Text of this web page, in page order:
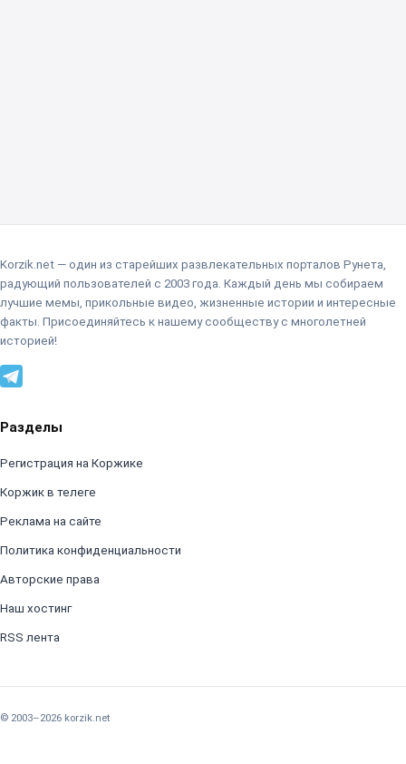
Korzik.net — один из старейших развлекательных порталов Рунета,
радующий пользователей с 2003 года. Каждый день мы собираем
лучшие мемы, прикольные видео, жизненные истории и интересные
факты. Присоединяйтесь к нашему сообществу с многолетней
историей!
Разделы
Регистрация на Коржике
Коржик в телеге
Реклама на сайте
Политика конфиденциальности
Авторские права
Наш хостинг
RSS лента
© 2003–2026 korzik.net